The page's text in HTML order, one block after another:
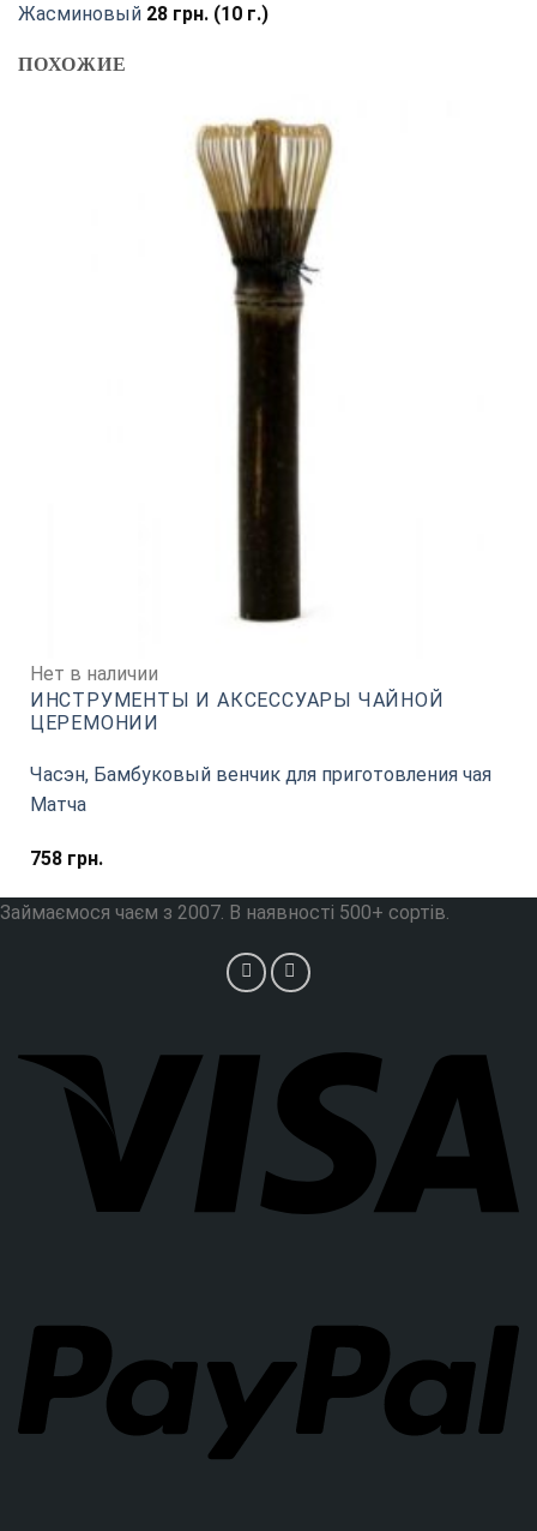
Жасминовый 28 грн. (10 г.)
ПОХОЖИЕ
Нет в наличии
ИНСТРУМЕНТЫ И АКСЕССУАРЫ ЧАЙНОЙ
ЦЕРЕМОНИИ
Часэн, Бамбуковый венчик для приготовления чая
Матча
758грн.
Займаємося чаєм з 2007. В наявності 500+ сортів.